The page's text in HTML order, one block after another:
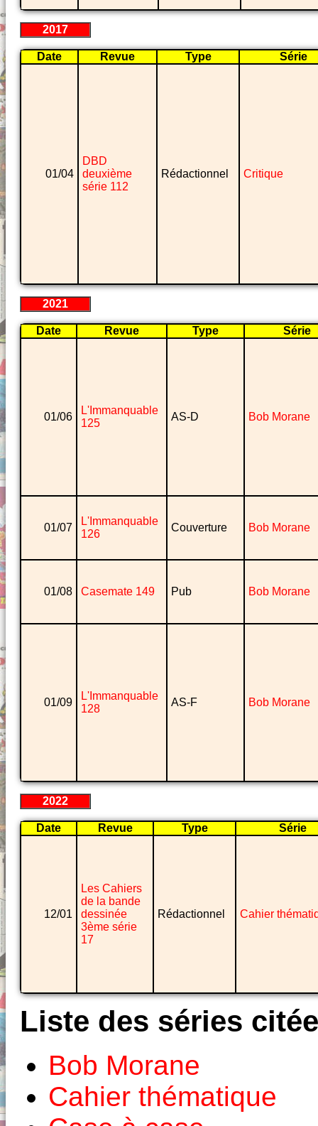
2017
Date Revue Type Série
01/04
DBD
deuxième
série 112
Rédactionnel Critique
2021
Date Revue Type Série
01/06
L'Immanquable
125
AS-D Bob Morane
01/07
L'Immanquable
126
Couverture Bob Morane
01/08 Casemate 149 Pub Bob Morane
01/09
L'Immanquable
128
AS-F Bob Morane
2022
Date Revue Type Série
12/01
Les Cahiers
de la bande
dessinée
3ème série
17
Rédactionnel Cahier
Liste des séries
Bob Morane
Cahier thématique